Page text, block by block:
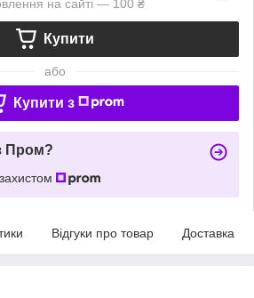
на сайті — 100 ₴
Купити
або
Купити з
Пром?
Відгуки про товар Доставка